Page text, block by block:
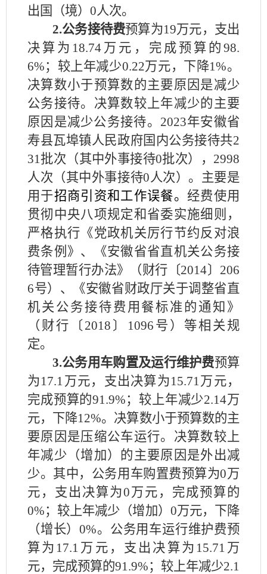
出国（境）0人次。
2.公务接待费预算为19万元，支出
决算为18.74万元，完成预算的98.
6%；较上年减少0.22万元，下降1%。
决算数小于预算数的主要原因是减少
公务接待。决算数较上年减少的主要
原因是减少公务接待。2023年安徽省
寿县瓦埠镇人民政府国内公务接待共2
31批次（其中外事接待0批次），2998
人次（其中外事接待0人次）。主要是
用于招商引资和工作误餐。经费使用
贯彻中央八项规定和省委实施细则 ，
严格执行《党政机关厉行节约反对浪
费条例》、《安徽省省直机关公务接
待管理暂行办法》（财行〔2014〕206
6号）、《安徽省财政厅关于调整省直
机关公务接待费用餐标准的通知》
（财行〔2018〕1096号）等相关规
定。
3.公务用车购置及运行维护费预算
为17.1万元， 支出决算为15.71万元，
完成预算的91.9%；较上年减少2.14万
元，下降12%。决算数小于预算数的主
要原因是压缩公车运行。决算数较上
年减少（增加）的主要原因是外出减
少。 其中，公务用车购置费预算为0万
元，支出决算为0万元，完成预算的
0%；较上年减少（增加）0万元，下降
（增长）0%。公务用车运行维护费预
算为17.1万元，支出决算为15.71万
元，完成预算的91.9%；较上年减少2.1